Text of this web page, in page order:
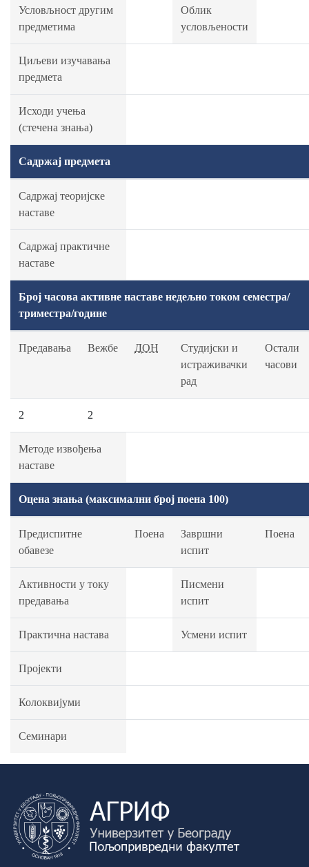
Условљност другим
предметима
Облик
условљености
Циљеви изучавања
предмета
Исходи учења
(стечена знања)
Садржај предмета
Садржај теоријске
наставе
Садржај практичне
наставе
Број часова активне наставе недељно током семестра/
триместра/године
Предавања Вежбе ДОН
Студијски и
истраживачки
рад
Остали
часови
2 2
Методе извођења
наставе
Оцена знања (максимални број поена 100)
Предиспитне
обавезе
Поена
Завршни
испит
Поена
Активности у току
предавања
Писмени
испит
Практична настава Усмени испит
Пројекти
Колоквијуми
Семинари